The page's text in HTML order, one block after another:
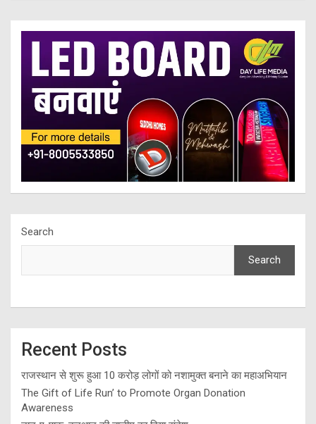
Search
Search
Recent Posts
राजस्थान से शुरू हुआ 10 करोड़ लोगों को नशामुक्त बनाने का महाअभियान
The Gift of Life Run’ to Promote Organ Donation
Awareness